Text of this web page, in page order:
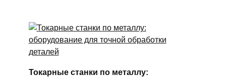
Токарные станки по металлу: